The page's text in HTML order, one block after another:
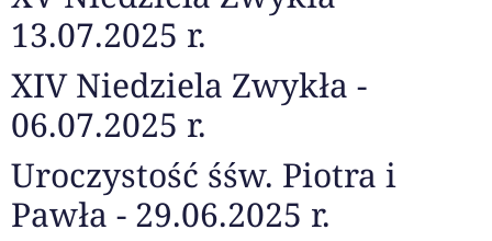
13.07.2025 r.
XIV Niedziela Zwykła -
06.07.2025 r.
Uroczystość śśw. Piotra i
Pawła - 29.06.2025 r.